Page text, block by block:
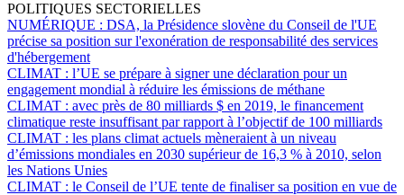
POLITIQUES SECTORIELLES
NUMÉRIQUE : DSA, la Présidence slovène du Conseil de l'UE
précise sa position sur l'exonération de responsabilité des services
d'hébergement
CLIMAT : l’UE se prépare à signer une déclaration pour un
engagement mondial à réduire les émissions de méthane
CLIMAT : avec près de 80 milliards $ en 2019, le financement
climatique reste insuffisant par rapport à l’objectif de 100 milliards
CLIMAT : les plans climat actuels mèneraient à un niveau
d’émissions mondiales en 2030 supérieur de 16,3 % à 2010, selon
les Nations Unies
CLIMAT : le Conseil de l’UE tente de finaliser sa position en vue de